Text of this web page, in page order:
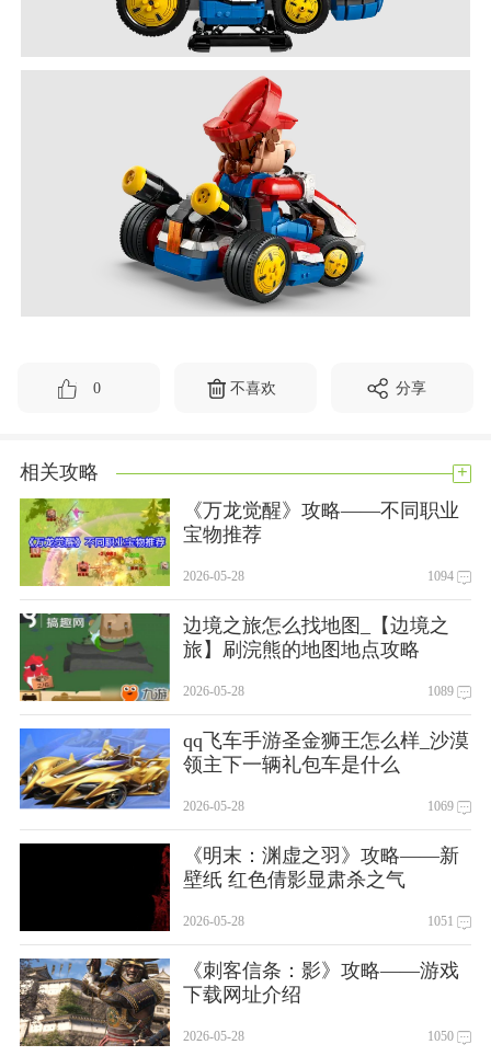
0 不喜欢 分享
相关攻略 +
《万龙觉醒》攻略——不同职业
宝物推荐
2026-05-28 1094
边境之旅怎么找地图_【边境之
旅】刷浣熊的地图地点攻略
2026-05-28 1089
qq飞车手游圣金狮王怎么样_沙漠
领主下一辆礼包车是什么
2026-05-28 1069
《明末：渊虚之羽》攻略——新
壁纸 红色倩影显肃杀之气
2026-05-28 1051
《刺客信条：影》攻略——游戏
下载网址介绍
2026-05-28 1050